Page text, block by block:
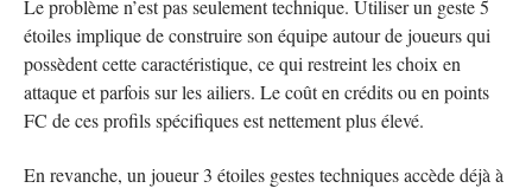
Le problème n’est pas seulement technique. Utiliser un geste 5
étoiles implique de construire son équipe autour de joueurs qui
possèdent cette caractéristique, ce qui restreint les choix en
attaque et parfois sur les ailiers. Le coût en crédits ou en points
FC de ces profils spécifiques est nettement plus élevé.
En revanche, un joueur 3 étoiles gestes techniques accède déjà à